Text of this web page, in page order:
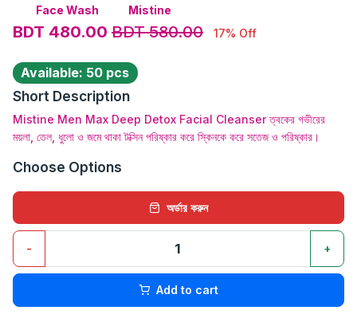
Face Wash
Mistine
BDT 480.00 BDT 580.00 17% Off
Available: 50 pcs
Short Description
Mistine Men Max Deep Detox Facial Cleanser ত্বকের গভীরের
ময়লা, তেল, ধুলো ও জমে থাকা টক্সিন পরিষ্কার করে স্কিনকে করে সতেজ ও পরিষ্কার।
Choose Options
অর্ডার করুন
- +
Add to cart